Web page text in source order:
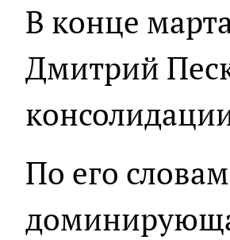
В конце
Дмитрий
По его